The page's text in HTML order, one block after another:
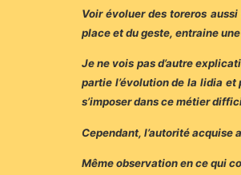
Voir évoluer des toreros
place et du geste, entraine
Je ne vois pas d’autre
partie l’évolution de la lidia et
s’imposer dans ce métier
Cependant, l’autorité acquise
Même observation en ce qui